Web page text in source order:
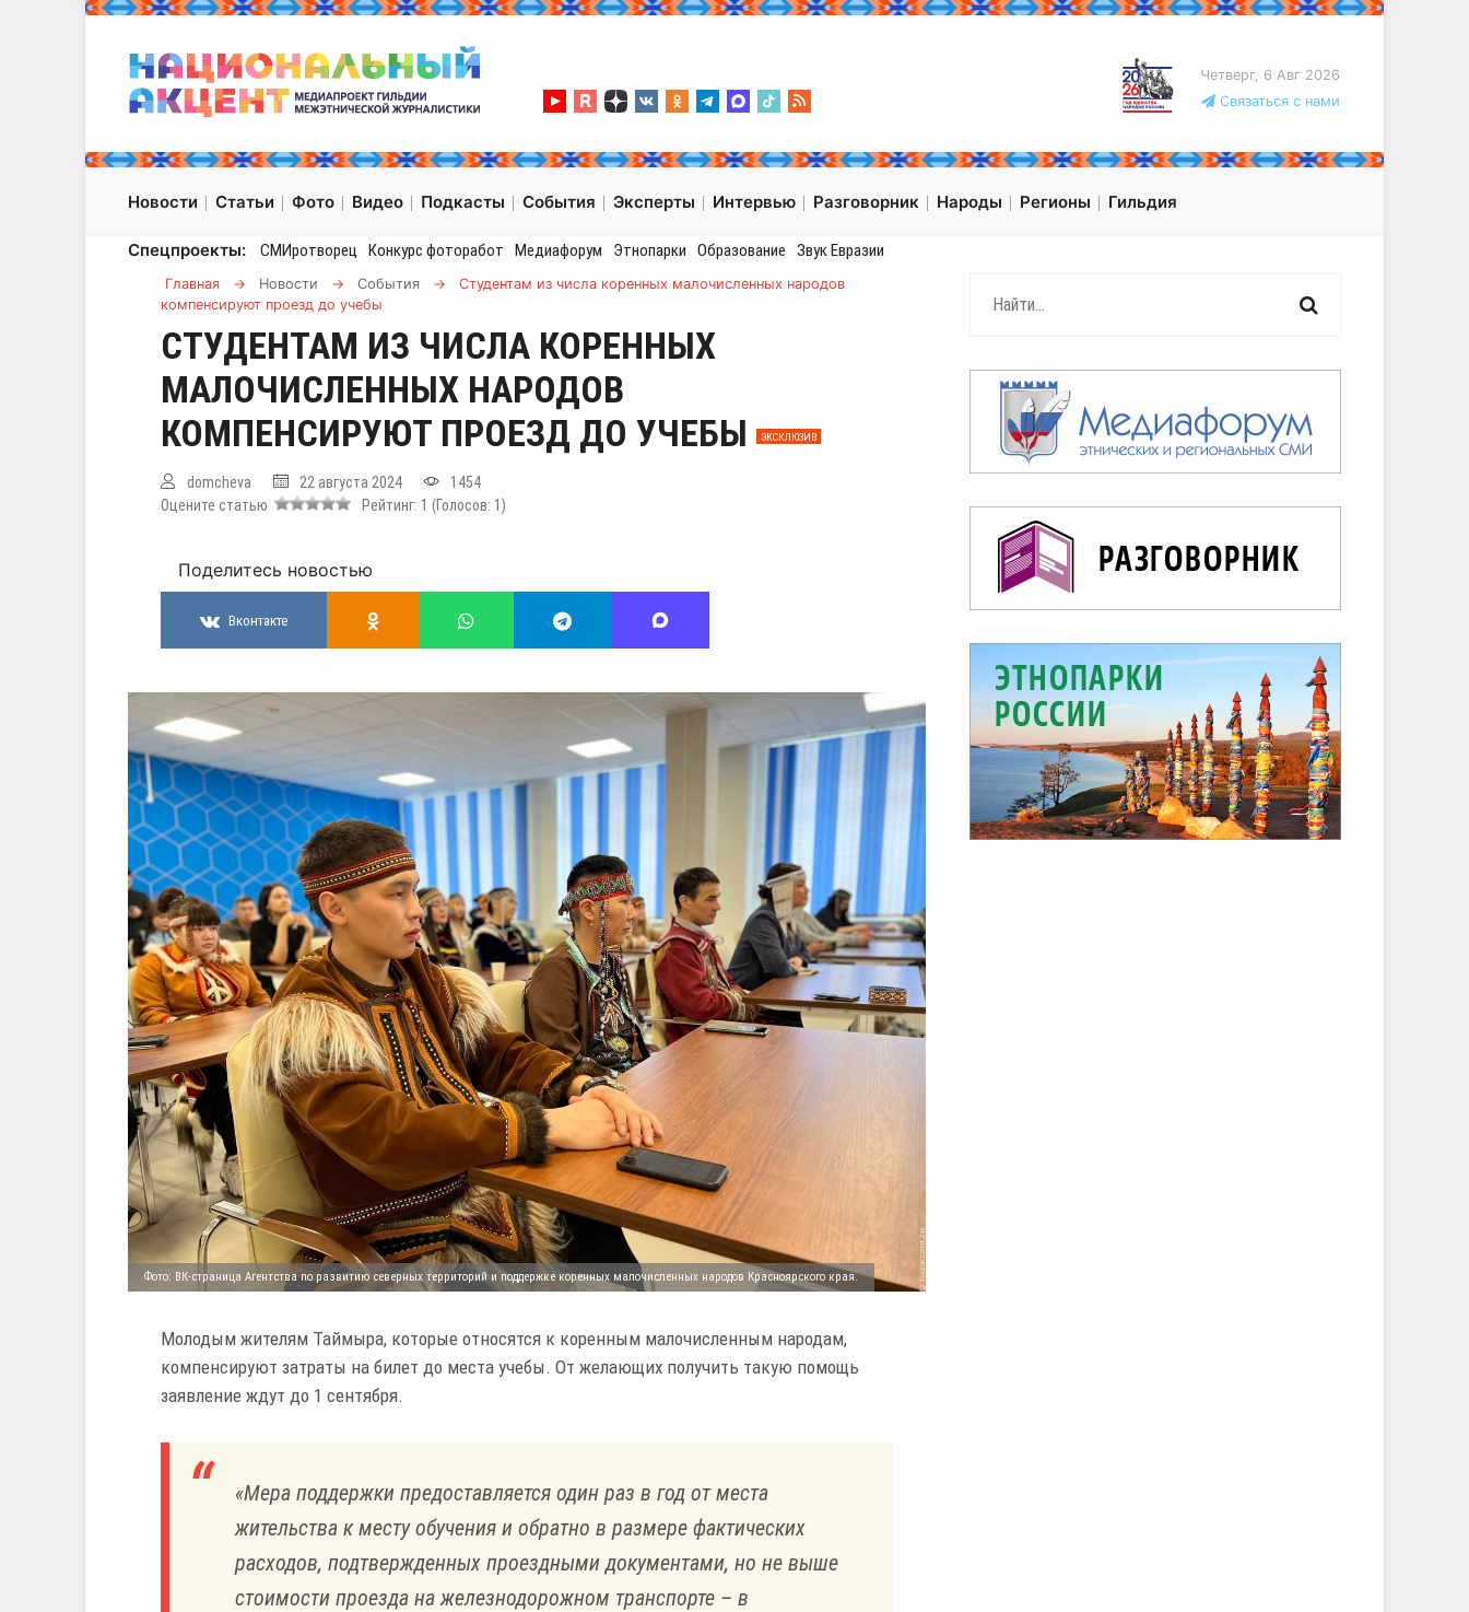
Четверг, 6 Авг 2026
Связаться с нами
Новости Статьи Фото Видео Подкасты События Эксперты Интервью Разговорник Народы Регионы Гильдия
Спецпроекты: СМИротворец Конкурс фоторабот Медиафорум Этнопарки Образование Звук Евразии
Главная → Новости → События →
Студентам из числа коренных малочисленных народов
компенсируют проезд до учебы
СТУДЕНТАМ ИЗ ЧИСЛА КОРЕННЫХ
МАЛОЧИСЛЕННЫХ НАРОДОВ
КОМПЕНСИРУЮТ ПРОЕЗД ДО УЧЕБЫ
ЭКСКЛЮЗИВ
domcheva 22 августа 2024
1454
Оцените статью
Рейтинг: 1 (Голосов: 1 )
Поделитесь новостью
Вконтакте
Фото: ВК-страница Агентства по развитию северных территорий и поддержке коренных малочисленных народов Красноярского края.
Молодым жителям Таймыра, которые относятся к коренным малочисленным народам,
компенсируют затраты на билет до места учебы. От желающих получить такую помощь
заявление ждут до 1 сентября.
«Мера поддержки предоставляется один раз в год от места
жительства к месту обучения и обратно в размере фактических
расходов, подтвержденных проездными документами, но не выше
стоимости проезда на железнодорожном транспорте – в